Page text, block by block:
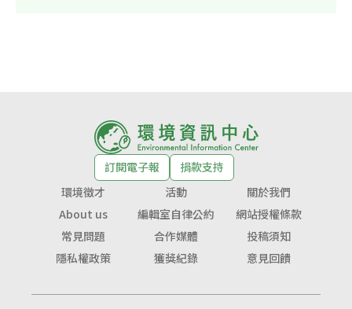
訂閱電子報
捐款支持
環境徵才
活動
關於我們
About us
編輯室自律公約
網站授權條款
常見問題
合作媒體
投稿須知
隱私權政策
獲獎紀錄 意見回饋